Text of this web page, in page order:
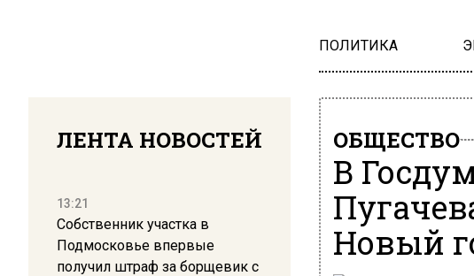
ПОЛИТИКА
ЛЕНТА НОВОСТЕЙ
13:21
Собственник участка в
Подмосковье впервые
получил штраф за борщевик с
ОБЩЕСТВО
В
Новый